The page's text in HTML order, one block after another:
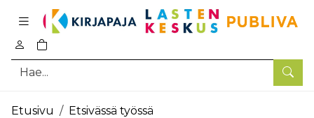
Hae
0
tuotetta ostoskorissa
Pääsisältö
Etusivu Etsivässä työssä